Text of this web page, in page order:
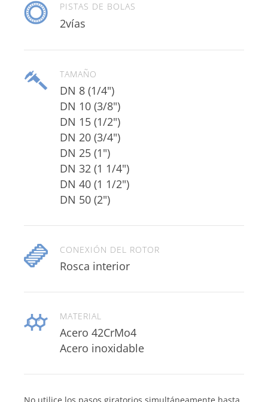
PISTAS DE BOLAS
2vías
TAMAÑO
DN 8 (1/4")
DN 10 (3/8")
DN 15 (1/2")
DN 20 (3/4")
DN 25 (1")
DN 32 (1 1/4")
DN 40 (1 1/2")
DN 50 (2")
CONEXIÓN DEL ROTOR
Rosca interior
MATERIAL
Acero 42CrMo4
Acero inoxidable